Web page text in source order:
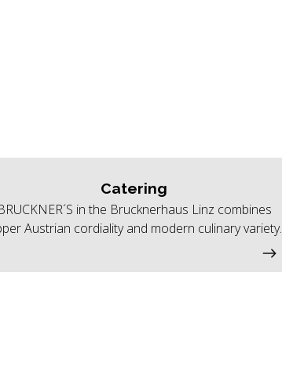
Catering
in the Brucknerhaus Linz combines
Austrian cordiality and modern culinary variety.